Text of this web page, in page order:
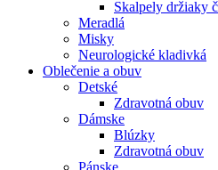
Skalpely držiaky
Meradlá
Misky
Neurologické kladivká
Oblečenie a obuv
Detské
Zdravotná obuv
Dámske
Blúzky
Zdravotná obuv